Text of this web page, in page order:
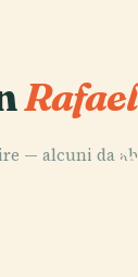
— alcuni da